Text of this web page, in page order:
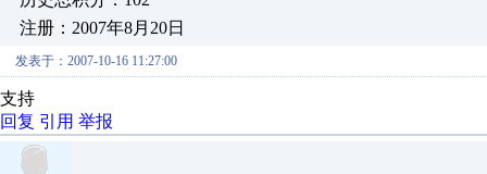
注册：2007年8月20日
发表于：2007-10-16 11:27:00
支持
回复 引用 举报